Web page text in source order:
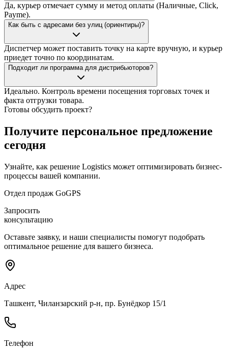
Да, курьер отмечает сумму и метод оплаты (Наличные, Click,
Payme).
Как быть с адресами без улиц (ориентиры)?
Диспетчер может поставить точку на карте вручную, и курьер
приедет точно по координатам.
Подходит ли программа для дистрибьюторов?
Идеально. Контроль времени посещения торговых точек и
факта отгрузки товара.
Готовы обсудить проект?
Получите персональное предложение
сегодня
Узнайте, как решение Logistics может оптимизировать бизнес-
процессы вашей компании.
Отдел продаж GoGPS
Запросить
консультацию
Оставьте заявку, и наши специалисты помогут подобрать
оптимальное решение для вашего бизнеса.
Адрес
Ташкент, Чиланзарский р-н, пр. Бунёдкор 15/1
Телефон